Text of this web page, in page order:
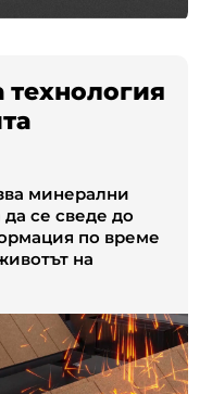
минерални
се сведе до
по време
на